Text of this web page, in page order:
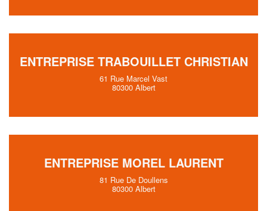
ENTREPRISE TRABOUILLET CHRISTIAN
61 Rue Marcel Vast
80300 Albert
ENTREPRISE MOREL LAURENT
81 Rue De Doullens
80300 Albert